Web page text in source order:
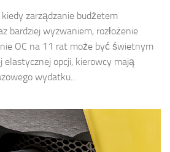
zarządzanie budżetem
bardziej wyzwaniem, rozłożenie
OC na 11 rat może być świetnym
elastycznej opcji, kierowcy mają
wydatku...